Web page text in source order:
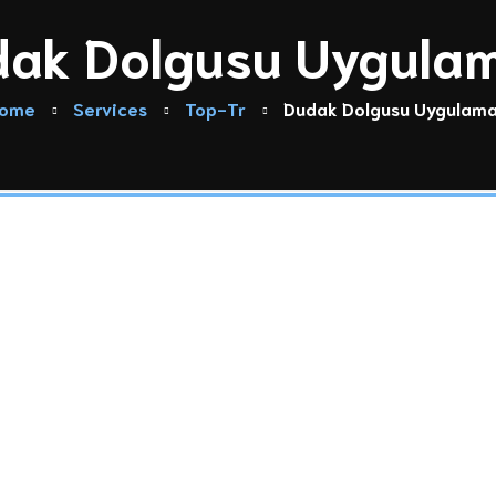
Dolgusu
Services Top-Tr Dudak Dolgusu